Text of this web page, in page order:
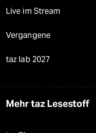
Live im Stream
Vergangene
taz lab 2027
Mehr taz Lesestoff